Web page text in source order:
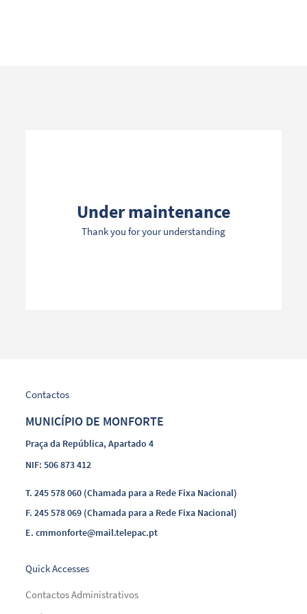
Under maintenance
Thank you for your understanding
Contactos
MUNICÍPIO DE MONFORTE
Praça da República, Apartado 4
NIF: 506 873 412
T.245 578 060 (Chamada para a Rede Fixa Nacional)
F.245 578 069 (Chamada para a Rede Fixa Nacional)
E.cmmonforte@mail.telepac.pt
Quick Accesses
Contactos Administrativos